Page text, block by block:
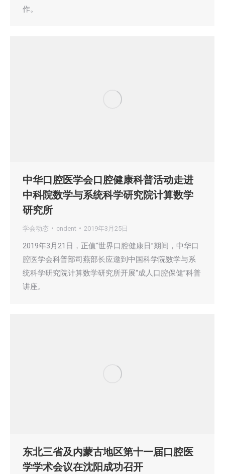
作。
中华口腔医学会口腔健康科普活动走进
中科院数学与系统科学研究院计算数学
研究所
学会动态 cndent 2019年3月25日
2019年3月21日，正值“世界口腔健康日”期间，中华口
腔医学会科普部司燕部长应邀到中国科学院数学与系
统科学研究院计算数学研究所开展“成人口腔保健”科普
讲座。
东北三省及内蒙古地区第十一届口腔医
学学术会议在沈阳成功召开